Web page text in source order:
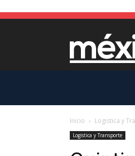
Inicio Logistica y
Logistica y Transporte